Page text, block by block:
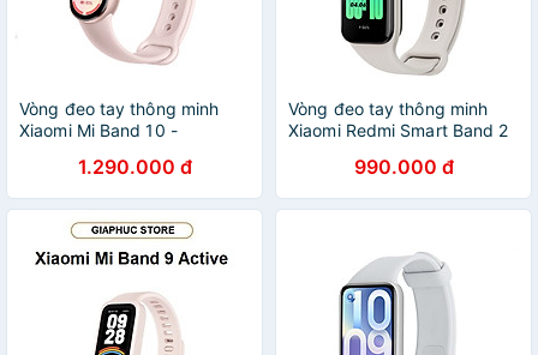
Vòng đeo tay thông minh
Xiaomi Mi Band 10 -
1.290.000 đ
Vòng đeo tay thông minh
Xiaomi Redmi Smart Band 2
990.000 đ